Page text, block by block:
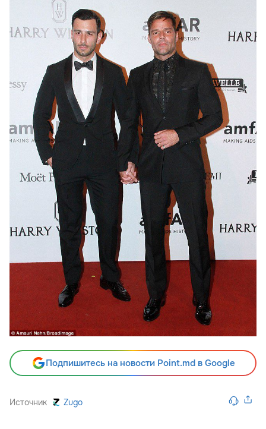
Подпишитесь на новости Point.md в Google
Источник Zugo